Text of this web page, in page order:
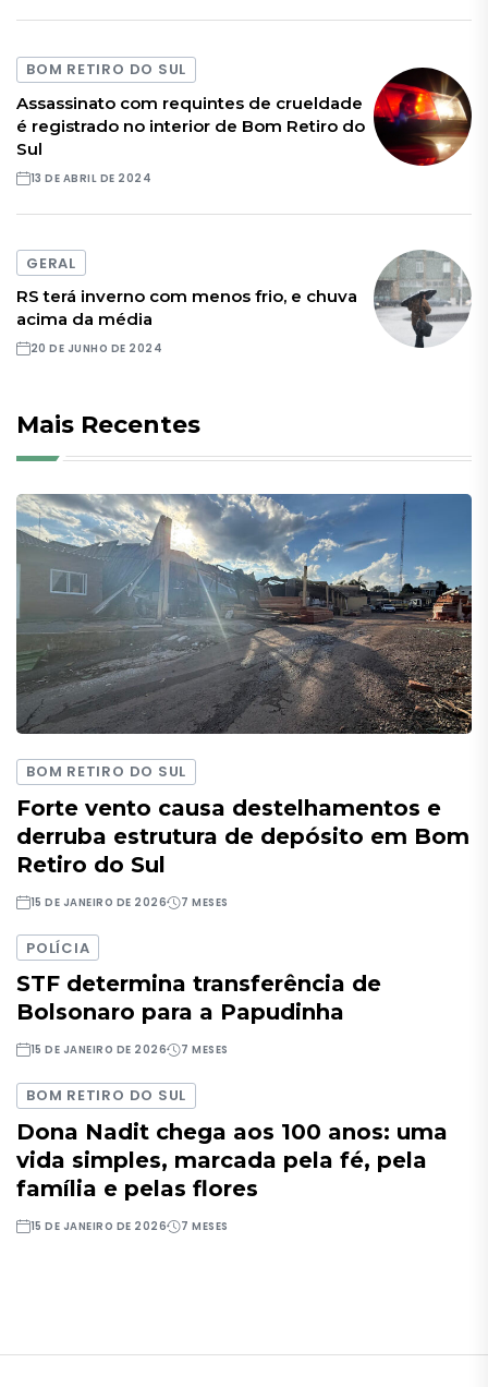
BOM RETIRO DO SUL
Assassinato com requintes de crueldade
é registrado no interior de Bom Retiro do
Sul
13 DE ABRIL DE 2024
GERAL
RS terá inverno com menos frio, e chuva
acima da média
20 DE JUNHO DE 2024
Mais Recentes
BOM RETIRO DO SUL
Forte vento causa destelhamentos e
derruba estrutura de depósito em Bom
Retiro do Sul
15 DE JANEIRO DE 2026 7 MESES
POLÍCIA
STF determina transferência de
Bolsonaro para a Papudinha
15 DE JANEIRO DE 2026 7 MESES
BOM RETIRO DO SUL
Dona Nadit chega aos 100 anos: uma
vida simples, marcada pela fé, pela
família e pelas flores
15 DE JANEIRO DE 2026 7 MESES